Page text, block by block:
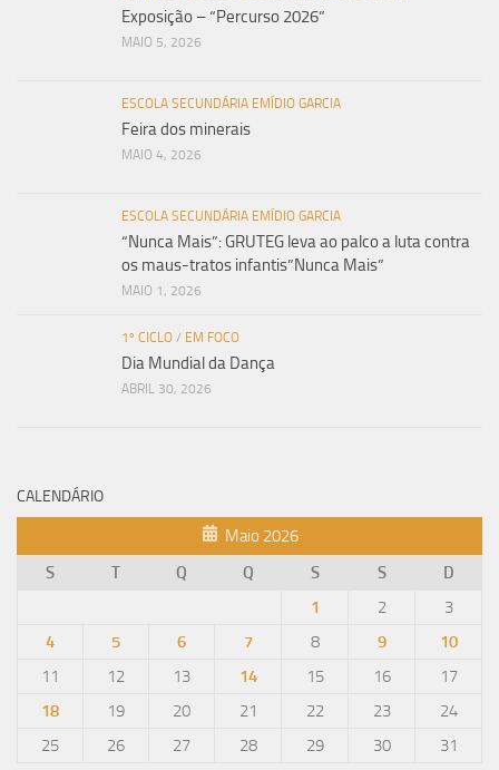
Exposição – “Percurso 2026”
MAIO 5, 2026
ESCOLA SECUNDÁRIA EMÍDIO GARCIA
Feira dos minerais
MAIO 4, 2026
ESCOLA SECUNDÁRIA EMÍDIO GARCIA
“Nunca Mais”: GRUTEG leva ao palco a luta contra
os maus-tratos infantis”Nunca Mais”
MAIO 1, 2026
1º CICLO / EM FOCO
Dia Mundial da Dança
ABRIL 30, 2026
CALENDÁRIO
Maio 2026
S
T Q Q S S
D
1
2
3
4
5 6 7 8 9
10
11
12 13 14 15 16
17
18
19 20 21 22 23
24
25
26 27 28 29 30
31